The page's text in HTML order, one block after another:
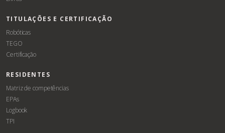
TITULAÇÕES E CERTIFICAÇÃO
Robóticas
TEGO
Certificação
RESIDENTES
Matriz de competências
EPAs
Logbook
TPI